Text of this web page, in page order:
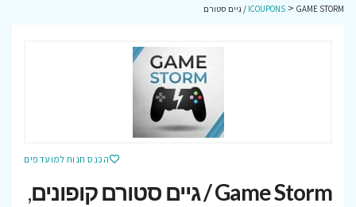
ICOUPONS > GAME STORM / גיים סטורם
הכנס חנות למועדפים
Game Storm / גיים סטורם קופונים
,